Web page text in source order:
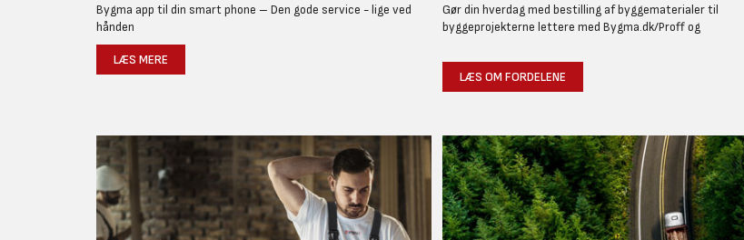
Bygma app til din smart phone – Den gode service - lige ved
hånden
LÆS MERE
Gør din hverdag med bestilling af byggematerialer til
byggeprojekterne lettere med Bygma.dk/Proff og
LÆS OM FORDELENE